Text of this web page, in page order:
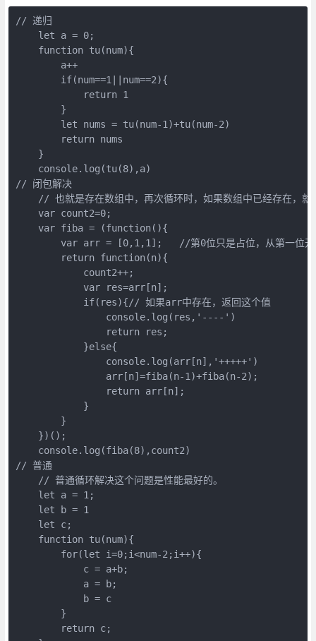
// 递归
let a = 0;
function tu(num){
        a++
if(num==1 ||num==2){
return 1
        }
let nums = tu(num-1 )+tu(num-2)
return nums
    }
console.log(tu(8
// 闭包解决
// 也就是存在数组中，再次循环时，如果数组中已经存在，就
var count2=0;
var fiba = (function( ){
var arr = [0, 1 , 1 ];
//第0位只是占位，从第一位开
return function(n){
            count2++;
var res=arr[n];
if(res){// 如果arr中存在，返回这个值
console.log(res, '----' )
return res;
            }
else{
console.log(arr[n], '+++++' )
                arr[n]=fiba(n
-1 )+fiba(n-2);
return arr[n];
            }
        }
    })();
console.log(fiba(8
// 普通
// 普通循环解决这个问题是性能最好的。
let a = 1 ;
let b = 1
let c;
function tu(num){
for(let i=0;i<num-2 ;i++){
            c = a+b;
            a = b;
            b = c
        }
return c;